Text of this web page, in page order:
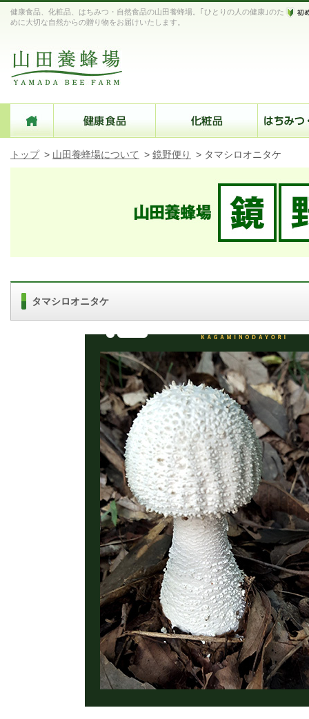
健康食品、化粧品、はちみつ・自然食品の山田養蜂場。｢ひとりの人の健康｣のた
めに大切な自然からの贈り物をお届けいたします。
トップ > 山田養蜂場について > 鏡野便り > タマシロオニタケ
タマシロオニタケ